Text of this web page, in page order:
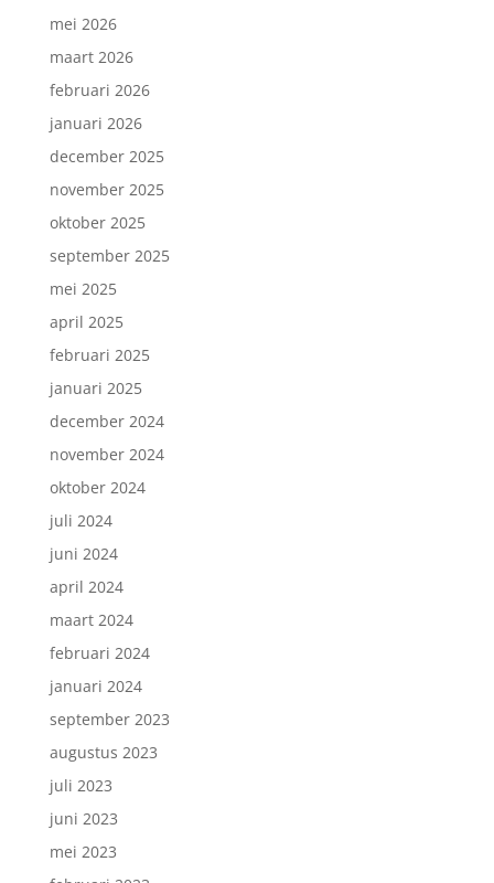
mei 2026
maart 2026
februari 2026
januari 2026
december 2025
november 2025
oktober 2025
september 2025
mei 2025
april 2025
februari 2025
januari 2025
december 2024
november 2024
oktober 2024
juli 2024
juni 2024
april 2024
maart 2024
februari 2024
januari 2024
september 2023
augustus 2023
juli 2023
juni 2023
mei 2023